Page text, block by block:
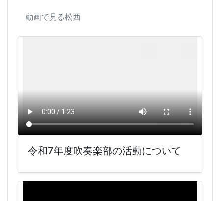
動画で見る松西
令和7年度吹奏楽部の活動について